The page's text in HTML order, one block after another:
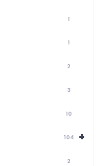
1
1
2
3
10
+
104
2